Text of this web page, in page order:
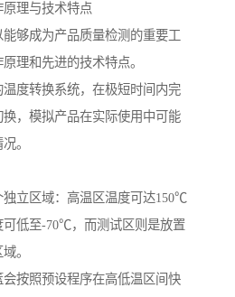
理与技术特点
够成为产品质量检测的重要工
理和先进的技术特点。
度转换系统，在极短时间内完
，模拟产品在实际使用中可能
。
立区域：高温区温度可达150℃
可低至-70℃，而测试区则是放置
。
按照预设程序在高低温区间快